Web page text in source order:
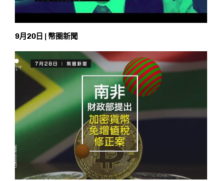
9月20日 | 幣圈新聞